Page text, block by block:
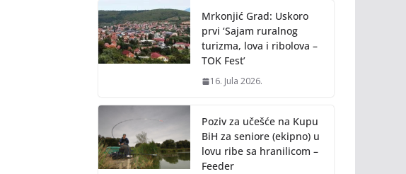
Mrkonjić Grad: Uskoro
prvi ‘Sajam ruralnog
turizma, lova i ribolova –
TOK Fest’
16. Jula 2026.
Poziv za učešće na Kupu
BiH za seniore (ekipno) u
lovu ribe sa hranilicom –
Feeder